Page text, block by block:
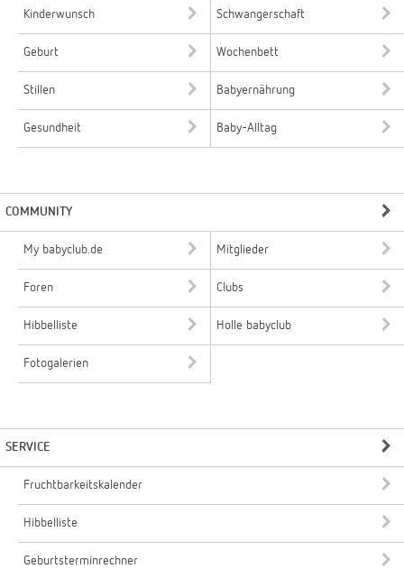
Kinderwunsch Schwangerschaft
Geburt Wochenbett
Stillen Babyernährung
Gesundheit Baby-Alltag
COMMUNITY
My babyclub.de Mitglieder
Foren Clubs
Hibbelliste Holle babyclub
Fotogalerien
SERVICE
Fruchtbarkeitskalender
Hibbelliste
Geburtsterminrechner